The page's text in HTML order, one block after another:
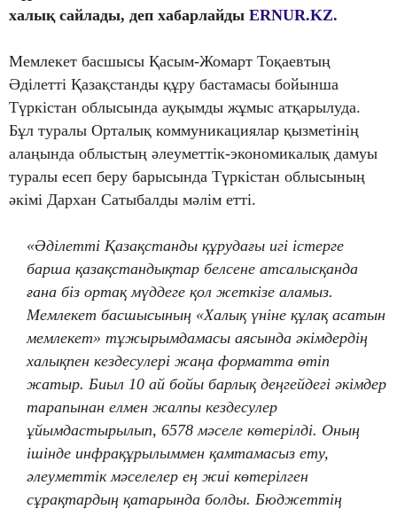
халық сайлады, деп хабарлайды ERNUR.KZ.
Мемлекет басшысы Қасым-Жомарт Тоқаевтың
Әділетті Қазақстанды құру бастамасы бойынша
Түркістан облысында ауқымды жұмыс атқарылуда.
Бұл туралы Орталық коммуникациялар қызметінің
алаңында облыстың әлеуметтік-экономикалық дамуы
туралы есеп беру барысында Түркістан облысының
әкімі Дархан Сатыбалды мәлім етті.
«Әділетті Қазақстанды құрудағы игі істерге
барша қазақстандықтар белсене атсалысқанда
ғана біз ортақ мүддеге қол жеткізе аламыз.
Мемлекет басшысының «Халық үніне құлақ асатын
мемлекет» тұжырымдамасы аясында әкімдердің
халықпен кездесулері жаңа форматта өтіп
жатыр. Биыл 10 ай бойы барлық деңгейдегі әкімдер
тарапынан елмен жалпы кездесулер
ұйымдастырылып, 6578 мәселе көтерілді. Оның
ішінде инфрақұрылыммен қамтамасыз ету,
әлеуметтік мәселелер ең жиі көтерілген
сұрақтардың қатарында болды. Бюджеттің